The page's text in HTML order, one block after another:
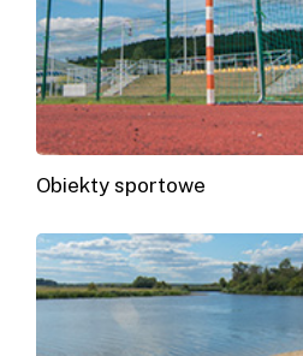
Obiekty sportowe